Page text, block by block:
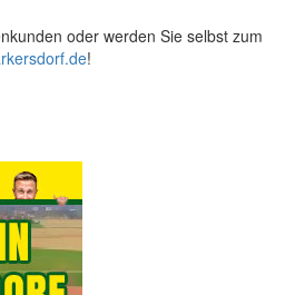
oder werden Sie selbst zum
!